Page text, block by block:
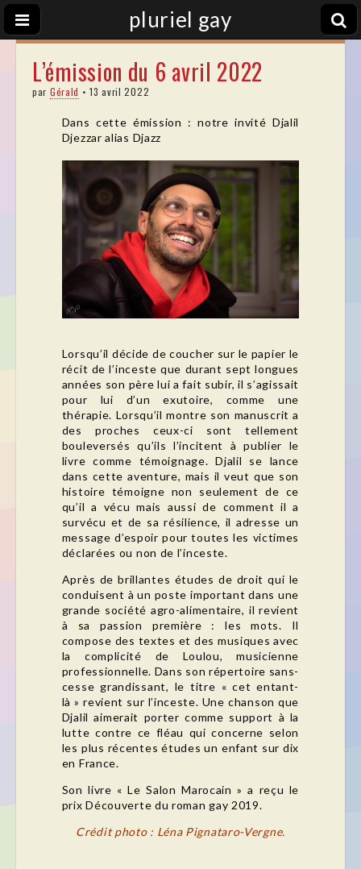
pluriel gay
L’émission du 6 avril 2022
par Gérald •13 avril 2022
Dans cette émission : notre invité Djalil
Djezzar alias Djazz
Lorsqu’il décide de coucher sur le papier le
récit de l’inceste que durant sept longues
années son père lui a fait subir, il s’agissait
pour lui d’un exutoire, comme une
thérapie. Lorsqu’il montre son manuscrit a
des proches ceux-ci sont tellement
bouleversés qu’ils l’incitent à publier le
livre comme témoignage. Djalil se lance
dans cette aventure, mais il veut que son
histoire témoigne non seulement de ce
qu’il a vécu mais aussi de comment il a
survécu et de sa résilience, il adresse un
message d’espoir pour toutes les victimes
déclarées ou non de l’inceste.
Après de brillantes études de droit qui le
conduisent à un poste important dans une
grande société agro-alimentaire, il revient
à sa passion première : les mots. Il
compose des textes et des musiques avec
la complicité de Loulou, musicienne
professionnelle. Dans son répertoire sans-
cesse grandissant, le titre « cet entant-
là » revient sur l’inceste. Une chanson que
Djalil aimerait porter comme support à la
lutte contre ce fléau qui concerne selon
les plus récentes études un enfant sur dix
en France.
Son livre « Le Salon Marocain » a reçu le
prix Découverte du roman gay 2019.
Crédit photo : Léna Pignataro-Vergne.